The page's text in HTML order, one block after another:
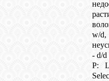
- d/d
P: